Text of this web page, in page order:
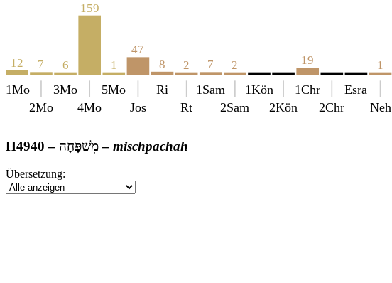
12
1Mo
7
2Mo
6
3Mo
159
4Mo
1
5Mo
47
Jos
8
Ri
2
Rt
7
1Sam
2
2Sam
1Kön
2Kön
19
1Chr
2Chr
Esra
1
Neh
H4940 – מִשׁפָּחָה– mischpachah
Übersetzung: